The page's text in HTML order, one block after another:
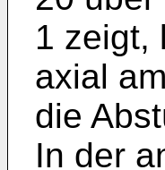
1 zeigt,
axial
die
In der